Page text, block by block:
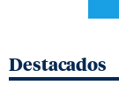
Destacados